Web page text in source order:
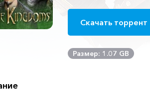
Скачать торрент
Размер: 1.07 GB